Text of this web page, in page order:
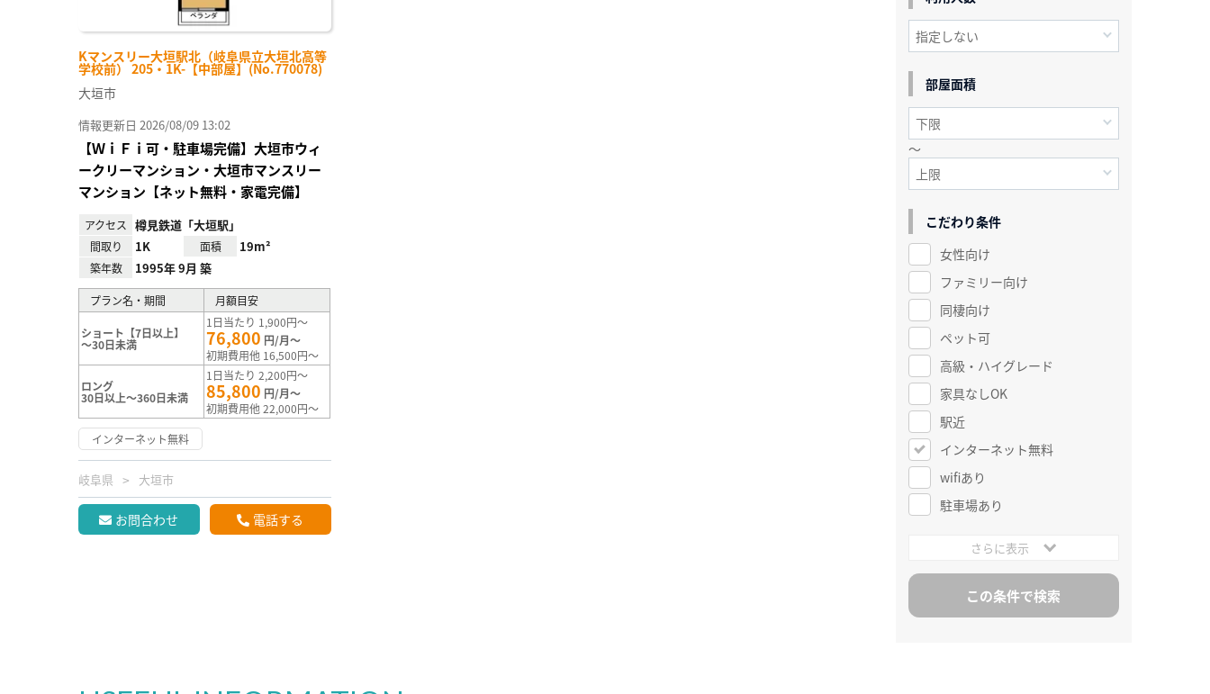
Kマンスリー大垣駅北（岐阜県立大垣北高等
学校前） 205・1K-【中部屋】(No.770078)
大垣市
情報更新日 2026/08/09 13:02
【ＷｉＦｉ可・駐車場完備】大垣市ウィ
ークリーマンション・大垣市マンスリー
マンション【ネット無料・家電完備】
アクセス 樽見鉄道「大垣駅」
間取り 1K 面積 19m²
築年数 1995年 9月 築
プラン名・期間 月額目安
ショート【7日以上】
～30日未満
1日当たり 1,900円～
76,800 円/月～
初期費用他 16,500円～
ロング
30日以上～360日未満
1日当たり 2,200円～
85,800 円/月～
初期費用他 22,000円～
インターネット無料
岐阜県 大垣市
お問合わせ 電話する
部屋面積
～
こだわり条件
女性向け
ファミリー向け
同棲向け
ペット可
高級・ハイグレード
家具なしOK
駅近
インターネット無料
wifiあり
駐車場あり
さらに表示